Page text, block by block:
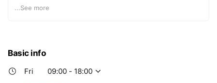
เทรด จํากัด ผู้นำด้านหมึกพิมพ์ในเมืองไทยมานานกว่า 20 ปี
เพราะเราเป็นผู้เชียวด้านนี้โดยตรง การันตีลูกค้ามากกว่า 5,000
ราย
...See more
Basic info
Fri
09:00 - 18:00